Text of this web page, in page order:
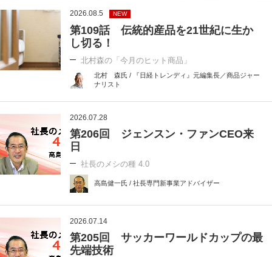
2026.08.5 NEW
第109話 伝統的産品を21世紀に生か
し切る！
北村森の「今月のヒット商品」
北村 森氏 / 『日経トレンディ』元編集長／商品ジャー
ナリスト
2026.07.28
第206回 ジェンスン・ファンCEO来
日
社長のメシの種 4.0
高島健一氏 / 社長専門新事業アドバイザー
2026.07.14
第205回 サッカーワールドカップの最
先端技術